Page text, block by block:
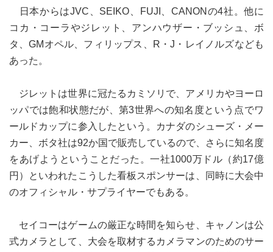
日本からはJVC、SEIKO、FUJI、CANONの4社。他に
コカ・コーラやジレット、アンハウザー・ブッシュ、ボ
タ、GMオペル、フィリップス、R・J・レイノルズなども
あった。
ジレットは世界に冠たるカミソリで、アメリカやヨーロ
ッパでは飽和状態だが、第3世界への知名度という点でワ
ールドカップに参入したという。カナダのシューズ・メー
カー、ボタ社は92か国で販売しているので、さらに知名度
をあげようということだった。一社1000万ドル（約17億
円）といわれたこうした看板スポンサーは、同時に大会中
のオフィシャル・サプライヤーでもある。
セイコーはゲームの厳正な時間を知らせ、キャノンは公
式カメラとして、大会を取材するカメラマンのためのサー